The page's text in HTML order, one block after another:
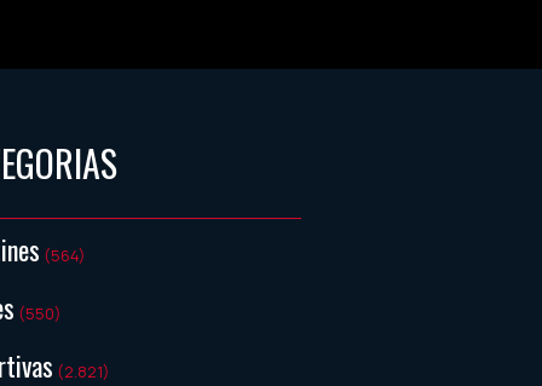
(564)
(550)
(2.821)